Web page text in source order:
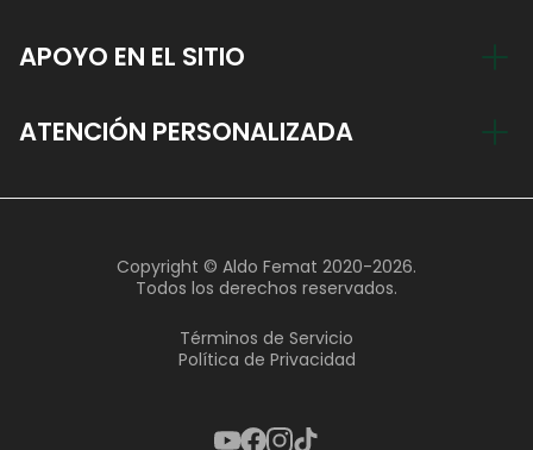
Blog
APOYO EN EL SITIO
ATENCIÓN PERSONALIZADA
9 am - 8 pm Lunes - Viernes
9 am - 4 pm Sábado
Copyright © Aldo Femat 2020-2026.
Todos los derechos reservados.
Términos de Servicio
Política de Privacidad